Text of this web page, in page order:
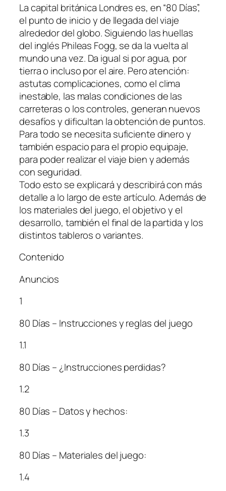
La capital británica Londres es, en “80 Días”,
el punto de inicio y de llegada del viaje
alrededor del globo. Siguiendo las huellas
del inglés Phileas Fogg, se da la vuelta al
mundo una vez. Da igual si por agua, por
tierra o incluso por el aire. Pero atención:
astutas complicaciones, como el clima
inestable, las malas condiciones de las
carreteras o los controles, generan nuevos
desafíos y dificultan la obtención de puntos.
Para todo se necesita suficiente dinero y
también espacio para el propio equipaje,
para poder realizar el viaje bien y además
con seguridad.
Todo esto se explicará y describirá con más
detalle a lo largo de este artículo. Además de
los materiales del juego, el objetivo y el
desarrollo, también el final de la partida y los
distintos tableros o variantes.
Contenido
Anuncios
1
80 Días – Instrucciones y reglas del juego
1.1
80 Días – ¿Instrucciones perdidas?
1.2
80 Días – Datos y hechos:
1.3
80 Días – Materiales del juego:
1.4